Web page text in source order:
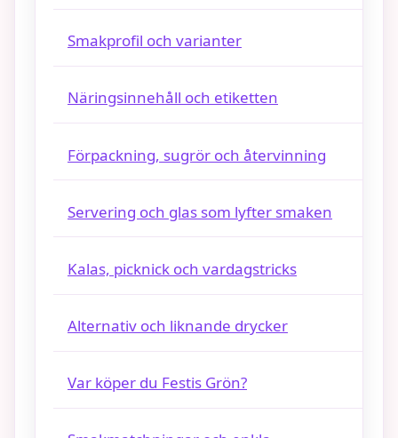
Smakprofil och varianter
Näringsinnehåll och etiketten
Förpackning, sugrör och återvinning
Servering och glas som lyfter smaken
Kalas, picknick och vardagstricks
Alternativ och liknande drycker
Var köper du Festis Grön?